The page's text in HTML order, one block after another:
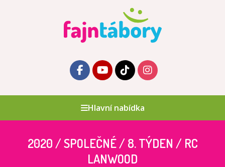
Hlavní nabídka
2020 / SPOLEČNÉ / 8. TÝDEN / RC
LANWOOD